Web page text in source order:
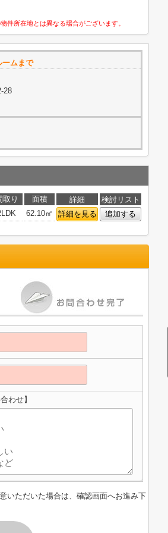
件所在地とは異なる場合がございます。
ームまで
28
取り 面積 詳細
検討リスト
62.10㎡ 詳細を見る 追加する
わせ】
いただいた場合は、確認画面へお進み下